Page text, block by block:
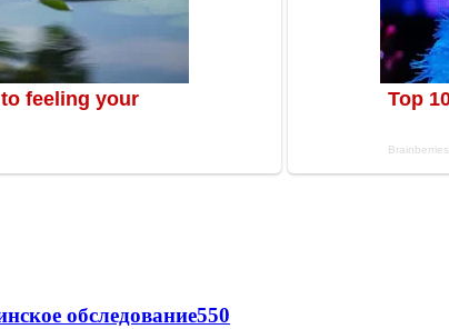
обследование550